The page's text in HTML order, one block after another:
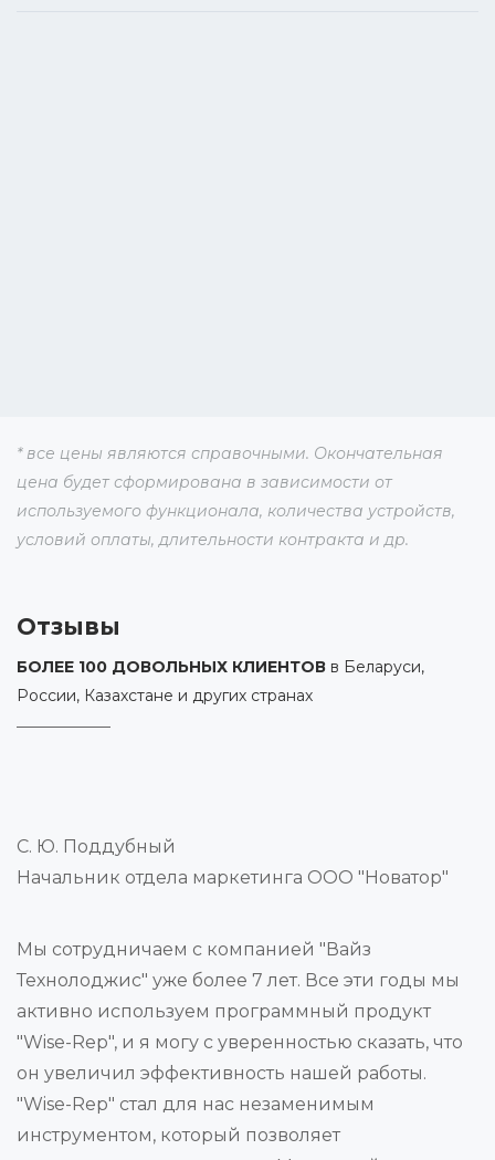
* все цены являются справочными. Окончательная
цена будет сформирована в зависимости от
используемого функционала, количества устройств,
условий оплаты, длительности контракта и др.
Отзывы
БОЛЕЕ 100 ДОВОЛЬНЫХ КЛИЕНТОВ в Беларуси,
России, Казахстане и других странах
С. Ю. Поддубный
Начальник отдела маркетинга ООО "Новатор"
Мы сотрудничаем с компанией "Вайз
Технолоджис" уже более 7 лет. Все эти годы мы
активно используем программный продукт
"Wise-Rep", и я могу с уверенностью сказать, что
он увеличил эффективность нашей работы.
"Wise-Rep" стал для нас незаменимым
инструментом, который позволяет